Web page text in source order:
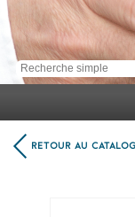
RETOUR AU